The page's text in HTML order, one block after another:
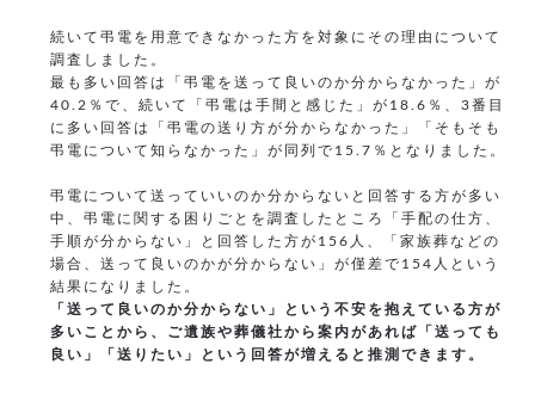
続いて弔電を用意できなかった方を対象にその理由について
調査しました。
最も多い回答は「弔電を送って良いのか分からなかった」が
40.2％で、続いて「弔電は手間と感じた」が18.6％、3番目
に多い回答は「弔電の送り方が分からなかった」「そもそも
弔電について知らなかった」が同列で15.7％となりました。
弔電について送っていいのか分からないと回答する方が多い
中、弔電に関する困りごとを調査したところ「手配の仕方、
手順が分からない」と回答した方が156人、「家族葬などの
場合、送って良いのかが分からない」が僅差で154人という
結果になりました。
「送って良いのか分からない」という不安を抱えている方が
多いことから、ご遺族や葬儀社から案内があれば「送っても
良い」「送りたい」という回答が増えると推測できます。